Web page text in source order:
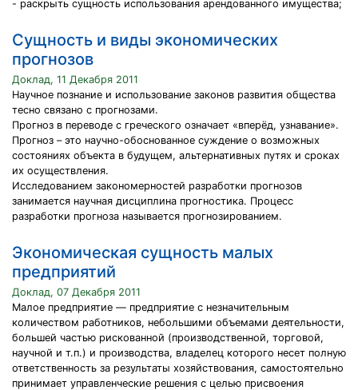
- раскрыть сущность использования арендованного имущества;
Сущность и виды экономических
прогнозов
Доклад, 11 Декабря 2011
Научное познание и использование законов развития общества
тесно связано с прогнозами.
Прогноз в переводе с греческого означает «вперёд, узнавание».
Прогноз – это научно-обоснованное суждение о возможных
состояниях объекта в будущем, альтернативных путях и сроках
их осуществления.
Исследованием закономерностей разработки прогнозов
занимается научная дисциплина прогностика. Процесс
разработки прогноза называется прогнозированием.
Экономическая сущность малых
предприятий
Доклад, 07 Декабря 2011
Малое предприятие — предприятие с незначительным
количеством работников, небольшими объемами деятельности,
большей частью рискованной (производственной, торговой,
научной и т.п.) и производства, владелец которого несет полную
ответственность за результаты хозяйствования, самостоятельно
принимает управленческие решения с целью присвоения